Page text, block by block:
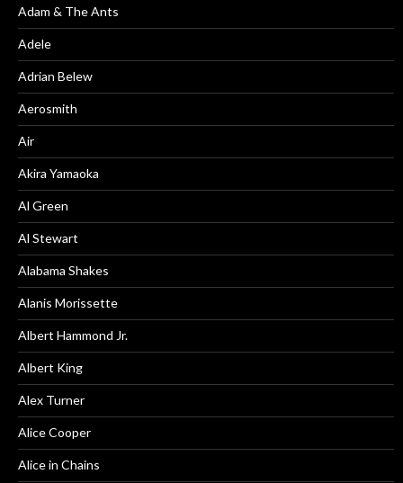
Adam & The Ants
Adele
Adrian Belew
Aerosmith
Air
Akira Yamaoka
Al Green
Al Stewart
Alabama Shakes
Alanis Morissette
Albert Hammond Jr.
Albert King
Alex Turner
Alice Cooper
Alice in Chains